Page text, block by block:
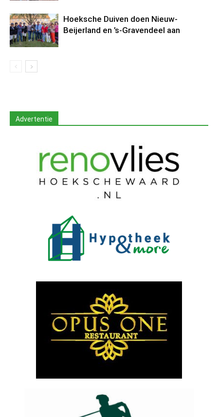
Hoeksche Duiven doen Nieuw-
Beijerland en ’s-Gravendeel aan
Advertentie